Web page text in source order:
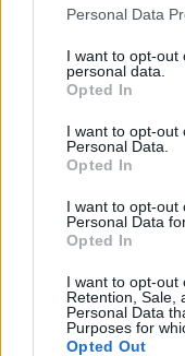
Personal Data
I want to opt-out
personal data.
Opted In
I want to opt-out
Personal Data.
Opted In
I want to opt-out
Personal Data
Opted In
I want to opt-out
Retention, Sale,
Personal Data
Purposes for
Opted Out
La nuova yallo TV ha
intrattenimento
viene